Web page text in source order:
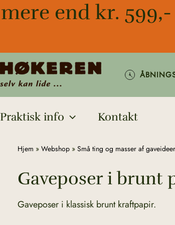
end kr. 599,-
Praktisk info Kontakt
Hjem » Webshop » Små ting og masser af gaveideer
Gaveposer i brunt
Gaveposer i klassisk brunt kraftpapir.
Gaveposer
brunt
papir
antal